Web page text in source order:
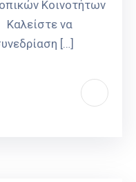
Κοινοτήτων
να
[…]